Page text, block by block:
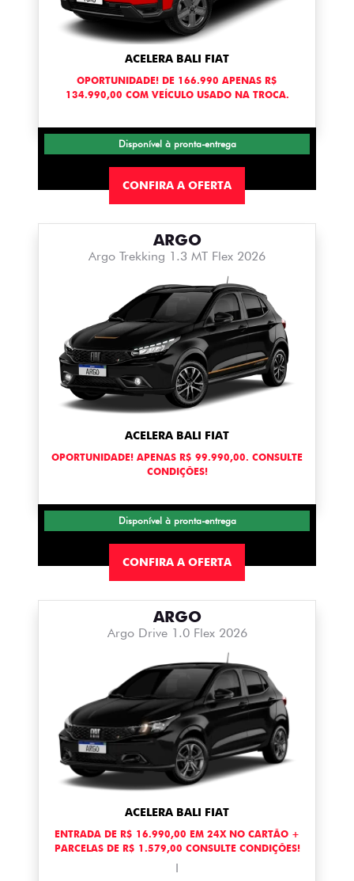
ACELERA BALI FIAT
OPORTUNIDADE! DE 166.990 APENAS R$
134.990,00 COM VEÍCULO USADO NA TROCA.
Disponível à pronta-entrega
CONFIRA A OFERTA
ARGO
Argo Trekking 1.3 MT Flex 2026
ACELERA BALI FIAT
OPORTUNIDADE! APENAS R$ 99.990,00. CONSULTE
CONDIÇÕES!
Disponível à pronta-entrega
CONFIRA A OFERTA
ARGO
Argo Drive 1.0 Flex 2026
ACELERA BALI FIAT
ENTRADA DE R$ 16.990,00 EM 24X NO CARTÃO +
PARCELAS DE R$ 1.579,00 CONSULTE CONDIÇÕES!
I